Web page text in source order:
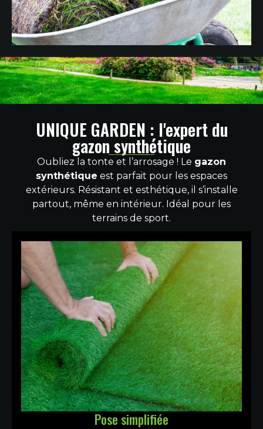
UNIQUE GARDEN : l'expert du
gazon synthétique
Oubliez la tonte et l’arrosage ! Le gazon
synthétique est parfait pour les espaces
extérieurs. Résistant et esthétique, il s’installe
partout, même en intérieur. Idéal pour les
terrains de sport.
Pose simplifiée